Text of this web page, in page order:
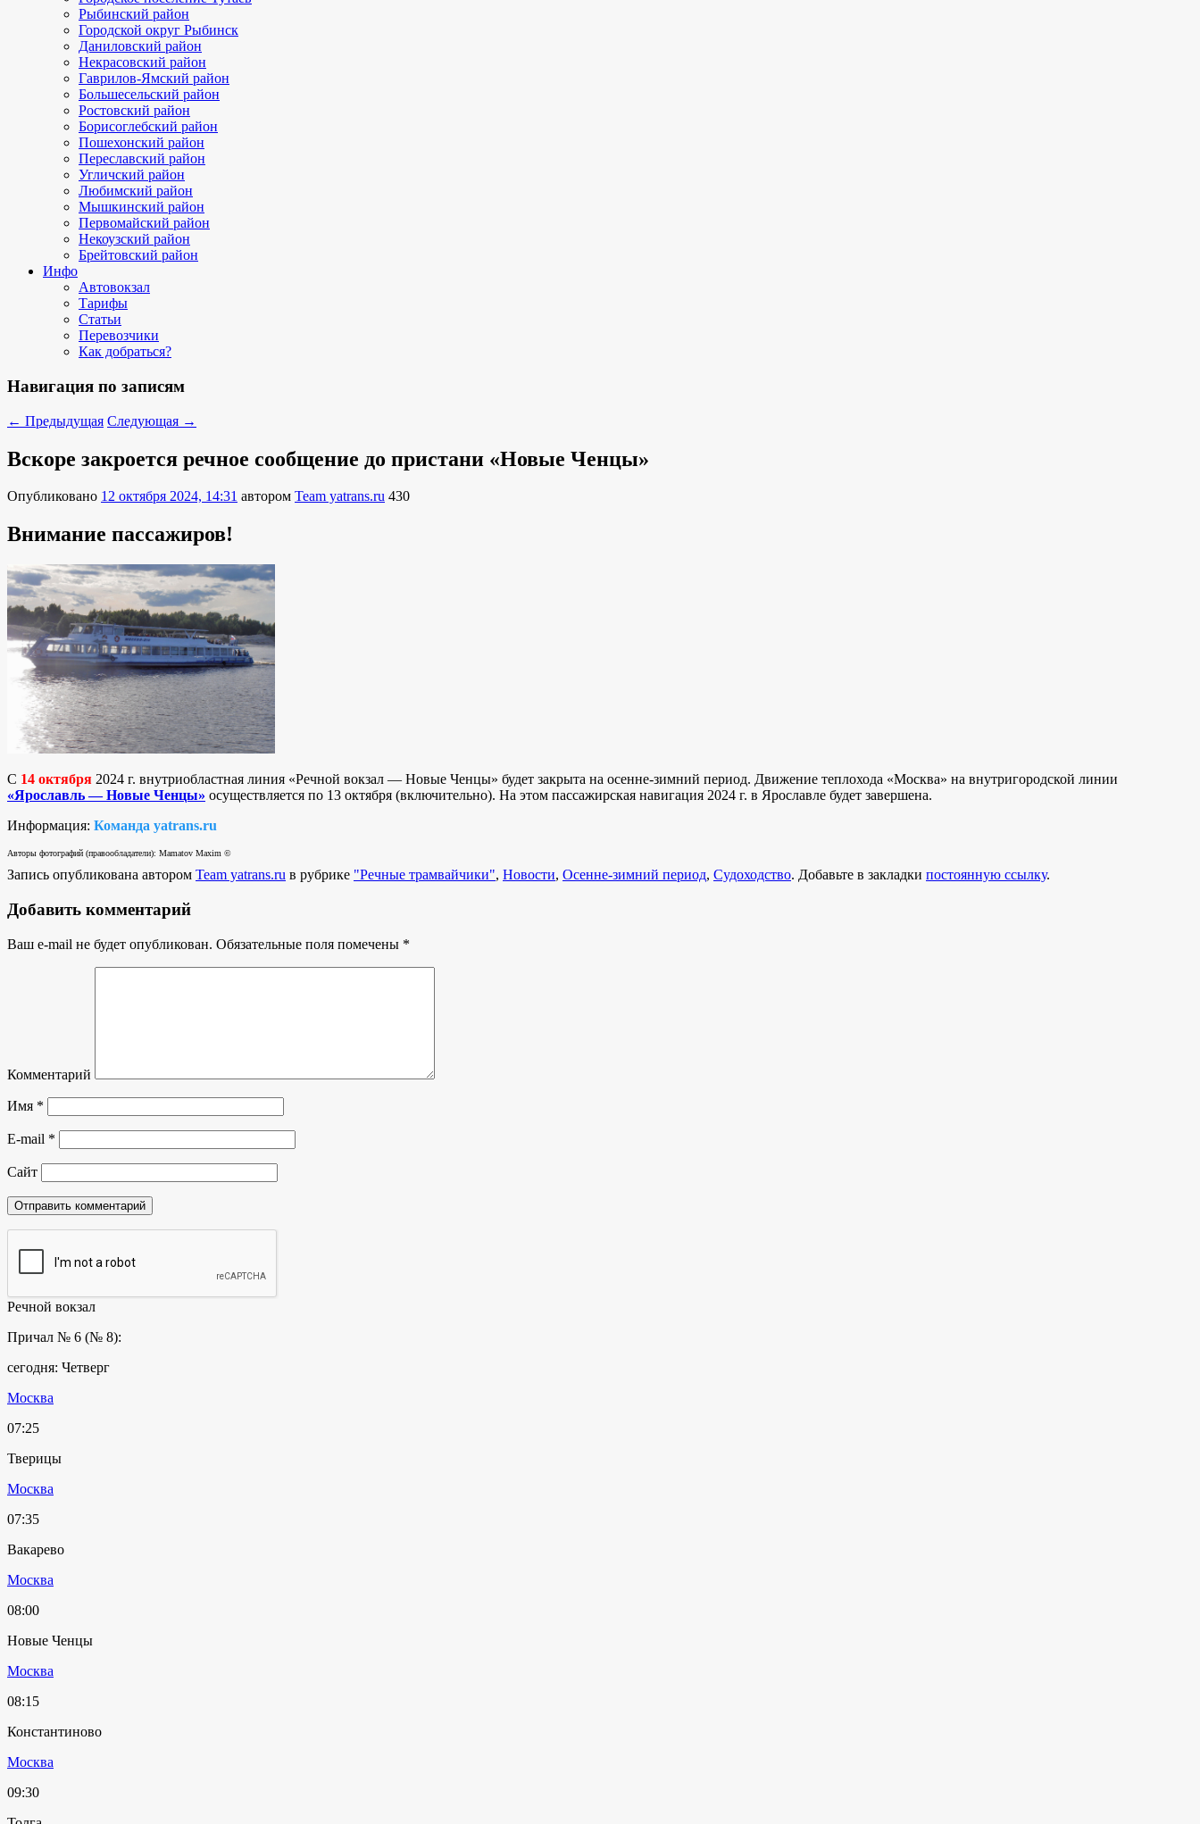
Рыбинский район
Городской округ Рыбинск
Даниловский район
Некрасовский район
Гаврилов-Ямский район
Большесельский район
Ростовский район
Борисоглебский район
Пошехонский район
Переславский район
Угличский район
Любимский район
Мышкинский район
Первомайский район
Некоузский район
Брейтовский район
Инфо
Автовокзал
Тарифы
Статьи
Перевозчики
Как добраться?
Навигация по записям
← Предыдущая Следующая →
Вскоре закроется речное сообщение до пристани «Новые Ченцы»
Опубликовано 12 октября 2024, 14:31 автором Team yatrans.ru 430
Внимание пассажиров!
С 14 октября 2024 г. внутриобластная линия «Речной вокзал — Новые Ченцы» будет закрыта на осенне-зимний период. Движение теплохода «Москва» на внутригородской линии
«Ярославль — Новые Ченцы» осуществляется по 13 октября (включительно). На этом пассажирская навигация 2024 г. в Ярославле будет завершена.
Информация: Команда yatrans.ru
Авторы фотографий (правообладатели): Mamatov Maxim ©
Запись опубликована автором Team yatrans.ru в рубрике "Речные трамвайчики", Новости, Осенне-зимний период, Судоходство. Добавьте в закладки постоянную ссылку.
Добавить комментарий
Ваш e-mail не будет опубликован. Обязательные поля помечены *
Комментарий
Имя *
E-mail *
Сайт
Речной вокзал
Причал № 6 (№ 8):
сегодня: Четверг
Москва
07:25
Тверицы
Москва
07:35
Вакарево
Москва
08:00
Новые Ченцы
Москва
08:15
Константиново
Москва
09:30